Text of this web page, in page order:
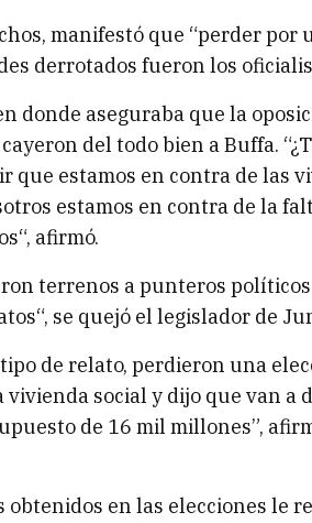
manifestó que “perder por
derrotados fueron los
donde aseguraba que la
del todo bien a Buffa.
que estamos en contra de las
estamos en contra de la
afirmó.
terrenos a punteros
se quejó el legislador de
de relato, perdieron una
social y dijo que van a
de 16 mil millones”,
obtenidos en las elecciones le